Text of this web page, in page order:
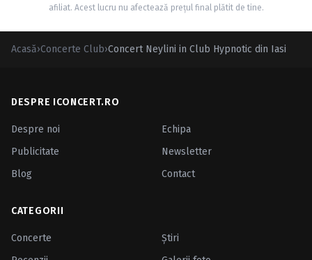
afiliat. Acest lucru nu afectează prețul final plătit de tine.
Acasă›Concerte Club›Concert Neylini in Club Hypnotic din Iasi
DESPRE ICONCERT.RO
Despre noi
Echipa
Publicitate
Newsletter
Blog
Contact
CATEGORII
Concerte
Ştiri